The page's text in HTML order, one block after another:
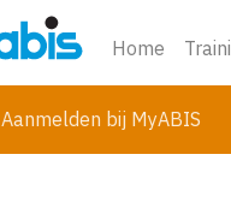
Home
Aanmelden bij MyABIS